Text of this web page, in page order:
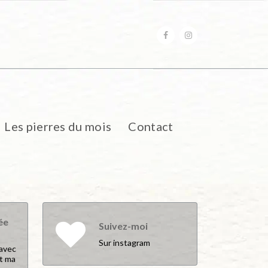
Les pierres du mois Contact
ma
Suivez-moi
Sur instagram